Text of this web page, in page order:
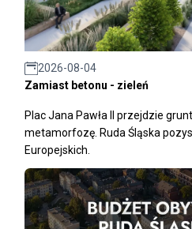
2026-08-04
Zamiast betonu - zieleń
Plac Jana Pawła II przejdzie
metamorfozę. Ruda Śląska
Europejskich.